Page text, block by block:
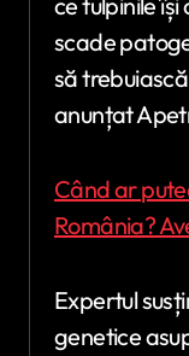
scade
să
anunțat
Când ar
România?
Expertul
genetice